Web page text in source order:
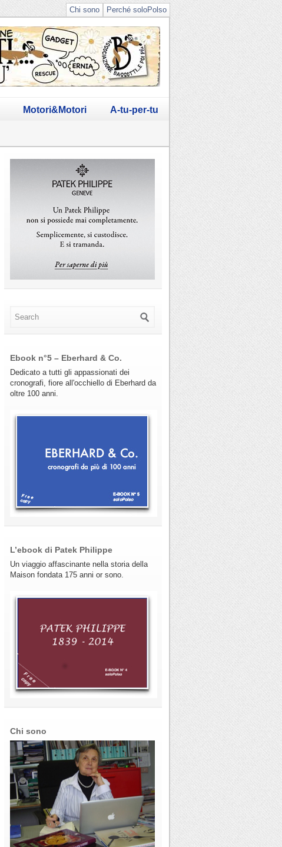
Perché soloPolso
Chi sono
Motori&Motori A-tu-per-tu
Ebook n°5 – Eberhard & Co.
Dedicato a tutti gli appassionati dei
cronografi, fiore all'occhiello di Eberhard da
oltre 100 anni.
L’ebook di Patek Philippe
Un viaggio affascinante nella storia della
Maison fondata 175 anni or sono.
Chi sono